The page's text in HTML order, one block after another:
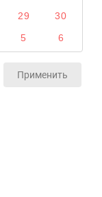
29
30
5 6
Применить